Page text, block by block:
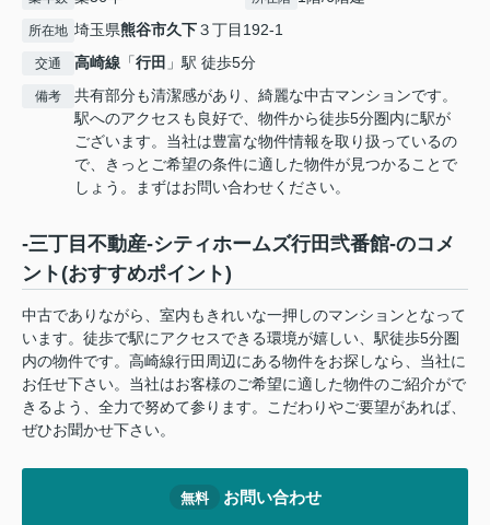
所在地 埼玉県熊谷市久下３丁目192-1
交通 高崎線 「行田 」駅 徒歩5分
備考
共有部分も清潔感があり、綺麗な中古マンションです。
駅へのアクセスも良好で、物件から徒歩5分圏内に駅が
ございます。当社は豊富な物件情報を取り扱っているの
で、きっとご希望の条件に適した物件が見つかることで
しょう。まずはお問い合わせください。
-三丁目不動産-シティホームズ行田弐番館-のコメ
ント(おすすめポイント)
中古でありながら、室内もきれいな一押しのマンションとなって
います。徒歩で駅にアクセスできる環境が嬉しい、駅徒歩5分圏
内の物件です。高崎線行田周辺にある物件をお探しなら、当社に
お任せ下さい。当社はお客様のご希望に適した物件のご紹介がで
きるよう、全力で努めて参ります。こだわりやご要望があれば、
ぜひお聞かせ下さい。
無料 お問い合わせ